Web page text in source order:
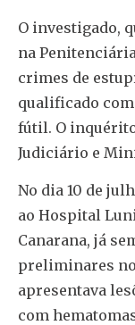
O investigado,
na
crimes de
qualificado
fútil. O
Judiciário e
No dia 10 de
ao Hospital
Canarana, já
preliminares
apresentava
com